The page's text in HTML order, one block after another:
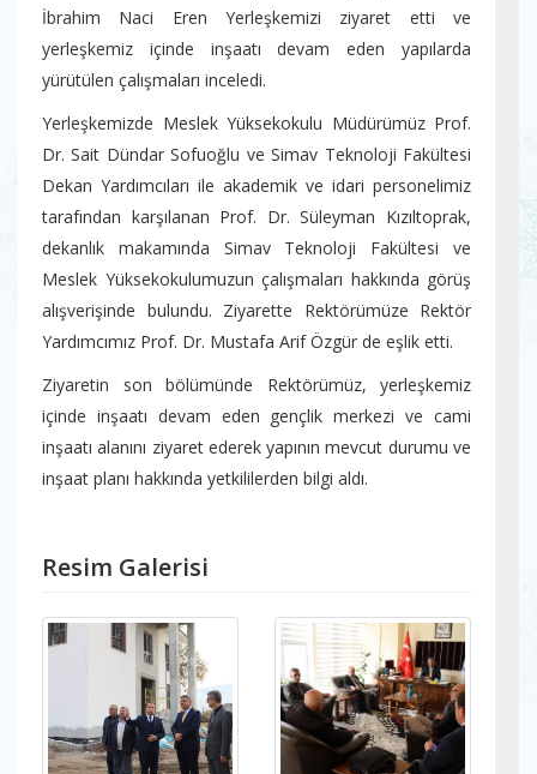
İbrahim Naci Eren Yerleşkemizi ziyaret etti ve
yerleşkemiz içinde inşaatı devam eden yapılarda
yürütülen çalışmaları inceledi.
Yerleşkemizde Meslek Yüksekokulu Müdürümüz Prof.
Dr. Sait Dündar Sofuoğlu ve Simav Teknoloji Fakültesi
Dekan Yardımcıları ile akademik ve idari personelimiz
tarafından karşılanan Prof. Dr. Süleyman Kızıltoprak,
dekanlık makamında Simav Teknoloji Fakültesi ve
Meslek Yüksekokulumuzun çalışmaları hakkında görüş
alışverişinde bulundu. Ziyarette Rektörümüze Rektör
Yardımcımız Prof. Dr. Mustafa Arif Özgür de eşlik etti.
Ziyaretin son bölümünde Rektörümüz, yerleşkemiz
içinde inşaatı devam eden gençlik merkezi ve cami
inşaatı alanını ziyaret ederek yapının mevcut durumu ve
inşaat planı hakkında yetkililerden bilgi aldı.
Resim Galerisi